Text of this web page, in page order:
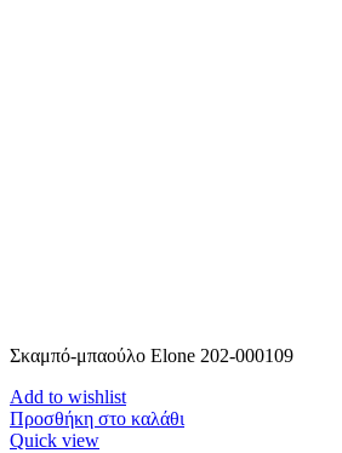
Σκαμπό-μπαούλο Elone 202-000109
Add to wishlist
Προσθήκη στο καλάθι
Quick view